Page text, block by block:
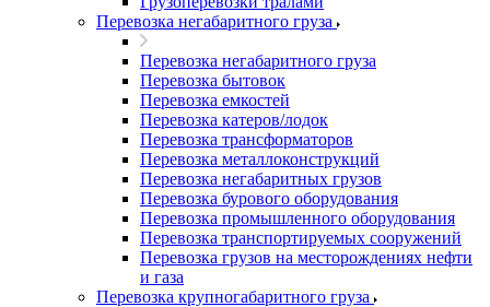
Перевозка негабаритного груза
Перевозка негабаритного груза
Перевозка бытовок
Перевозка емкостей
Перевозка катеров/лодок
Перевозка трансформаторов
Перевозка металлоконструкций
Перевозка негабаритных грузов
Перевозка бурового оборудования
Перевозка промышленного оборудования
Перевозка транспортируемых сооружений
Перевозка грузов на месторождениях нефти
и газа
Перевозка крупногабаритного груза